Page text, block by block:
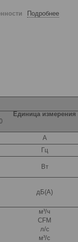
Подробнее
Единица измерения
А
Гц
Вт
дБ(А)
м³/ч
CFM
л/с
м³/c